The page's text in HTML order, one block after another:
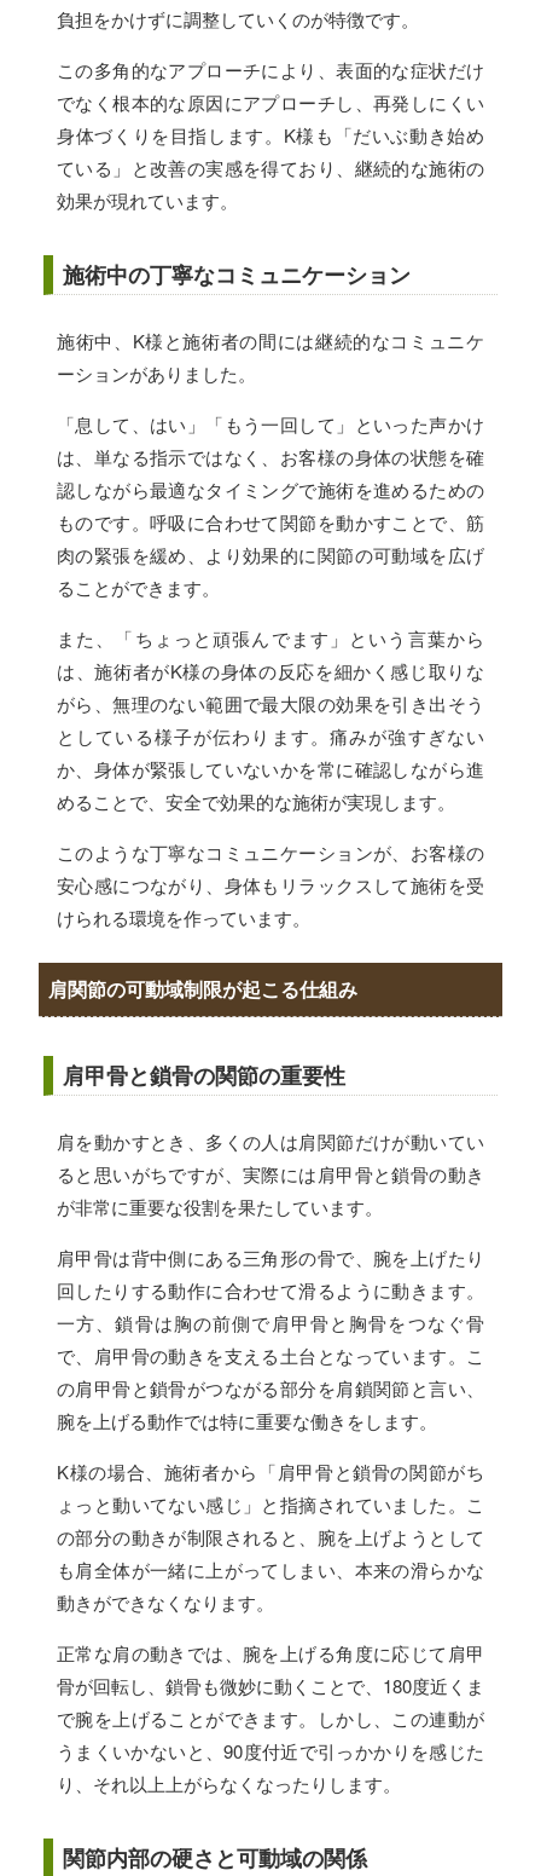
負担をかけずに調整していくのが特徴です。
この多角的なアプローチにより、表面的な症状だけ
でなく根本的な原因にアプローチし、再発しにくい
身体づくりを目指します。K様も「だいぶ動き始め
ている」と改善の実感を得ており、継続的な施術の
効果が現れています。
施術中の丁寧なコミュニケーション
施術中、K様と施術者の間には継続的なコミュニケ
ーションがありました。
「息して、はい」「もう一回して」といった声かけ
は、単なる指示ではなく、お客様の身体の状態を確
認しながら最適なタイミングで施術を進めるための
ものです。呼吸に合わせて関節を動かすことで、筋
肉の緊張を緩め、より効果的に関節の可動域を広げ
ることができます。
また、「ちょっと頑張んでます」という言葉から
は、施術者がK様の身体の反応を細かく感じ取りな
がら、無理のない範囲で最大限の効果を引き出そう
としている様子が伝わります。痛みが強すぎない
か、身体が緊張していないかを常に確認しながら進
めることで、安全で効果的な施術が実現します。
このような丁寧なコミュニケーションが、お客様の
安心感につながり、身体もリラックスして施術を受
けられる環境を作っています。
肩関節の可動域制限が起こる仕組み
肩甲骨と鎖骨の関節の重要性
肩を動かすとき、多くの人は肩関節だけが動いてい
ると思いがちですが、実際には肩甲骨と鎖骨の動き
が非常に重要な役割を果たしています。
肩甲骨は背中側にある三角形の骨で、腕を上げたり
回したりする動作に合わせて滑るように動きます。
一方、鎖骨は胸の前側で肩甲骨と胸骨をつなぐ骨
で、肩甲骨の動きを支える土台となっています。こ
の肩甲骨と鎖骨がつながる部分を肩鎖関節と言い、
腕を上げる動作では特に重要な働きをします。
K様の場合、施術者から「肩甲骨と鎖骨の関節がち
ょっと動いてない感じ」と指摘されていました。こ
の部分の動きが制限されると、腕を上げようとして
も肩全体が一緒に上がってしまい、本来の滑らかな
動きができなくなります。
正常な肩の動きでは、腕を上げる角度に応じて肩甲
骨が回転し、鎖骨も微妙に動くことで、180度近くま
で腕を上げることができます。しかし、この連動が
うまくいかないと、90度付近で引っかかりを感じた
り、それ以上上がらなくなったりします。
関節内部の硬さと可動域の関係